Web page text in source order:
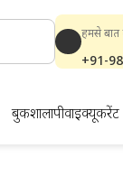
हमसे बात
+91-
बुकशालापीवाईक्यूकरेंट